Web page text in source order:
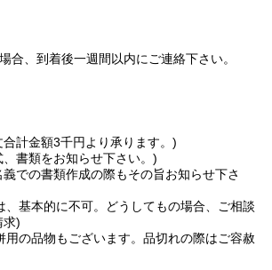
合、到着後一週間以内にご連絡下さい。
計金額3千円より承ります。)
書類をお知らせ下さい。)
での書類作成の際もその旨お知らせ下さ
、基本的に不可。どうしてもの場合、ご相談
求)
用の品物もございます。品切れの際はご容赦